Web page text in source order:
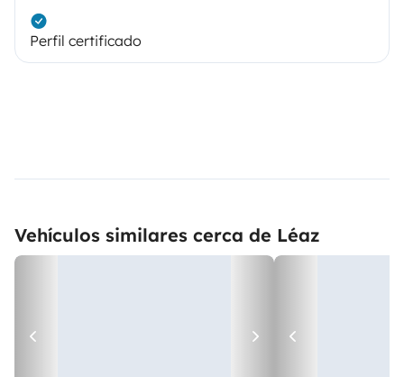
Perfil certificado
Vehículos similares cerca de Léaz